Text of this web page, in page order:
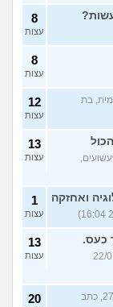
8
עצות
8
עצות
בת
12
עצות
13
עצות
ואחזקה
1
עצות
כעס.
כתב ב-22/07/26
13
עצות
(עידן, בן 27, כתב
20